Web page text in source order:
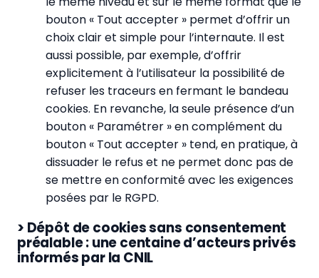
bouton « Tout accepter » permet d’offrir un
choix clair et simple pour l’internaute. Il est
aussi possible, par exemple, d’offrir
explicitement à l’utilisateur la possibilité de
refuser les traceurs en fermant le bandeau
cookies. En revanche, la seule présence d’un
bouton « Paramétrer » en complément du
bouton « Tout accepter » tend, en pratique, à
dissuader le refus et ne permet donc pas de
se mettre en conformité avec les exigences
posées par le RGPD.
> Dépôt de cookies sans consentement
préalable : une centaine d’acteurs privés
informés par la CNIL